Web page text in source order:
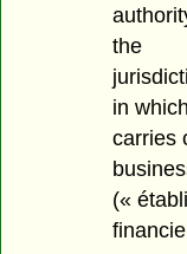
the
in
carries
(«